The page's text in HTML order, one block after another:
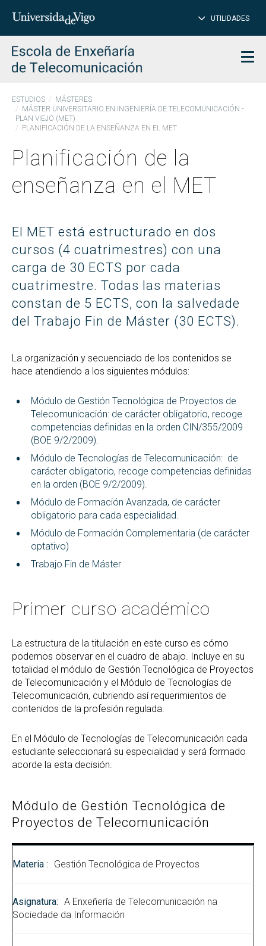
Insertar
para
buscar
UTILIDADES
ESTUDIOS
MÁSTERES
MÁSTER UNIVERSITARIO EN INGENIERÍA DE TELECOMUNICACIÓN -
PLAN VIEJO (MET)
PLANIFICACIÓN DE LA ENSEÑANZA EN EL MET
Planificación de la
enseñanza en el MET
El MET está estructurado en dos
cursos (4 cuatrimestres) con una
carga de 30 ECTS por cada
cuatrimestre. Todas las materias
constan de 5 ECTS, con la salvedade
del Trabajo Fin de Máster (30 ECTS).
La organización y secuenciado de los contenidos se
hace atendiendo a los siguientes módulos:
Módulo de Gestión Tecnológica de Proyectos de
Telecomunicación: de carácter obligatorio, recoge
competencias definidas en la orden CIN/355/2009
(BOE 9/2/2009).
Módulo de Tecnologías de Telecomunicación: de
carácter obligatorio, recoge competencias definidas
en la orden (BOE 9/2/2009).
Módulo de Formación Avanzada, de carácter
obligatorio para cada especialidad.
Módulo de Formación Complementaria (de carácter
optativo)
Trabajo Fin de Máster
Primer curso académico
La estructura de la titulación en este curso es cómo
podemos observar en el cuadro de abajo. Incluye en su
totalidad el módulo de Gestión Tecnológica de Proyectos
de Telecomunicación y el Módulo de Tecnologías de
Telecomunicación, cubriendo así requerimientos de
contenidos de la profesión regulada.
En el Módulo de Tecnologías de Telecomunicación cada
estudiante seleccionará su especialidad y será formado
acorde la esta decisión.
Módulo de Gestión Tecnológica de
Proyectos de Telecomunicación
Gestión Tecnológica de Proyectos
A Enxeñería de Telecomunicación na
Sociedade da Información